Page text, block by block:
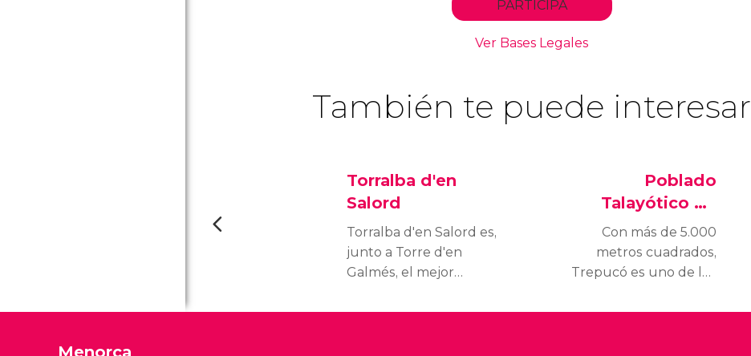
También te puede interesar
Torralba d'en
Salord
Torralba d'en Salord es,
junto a Torre d'en
Galmés, el mejor
talayótica de Menorca.
Poblado
Talayótico de
Trepucó
Con más de 5.000
metros cuadrados,
Trepucó es uno de los
más grandes e
Menorca